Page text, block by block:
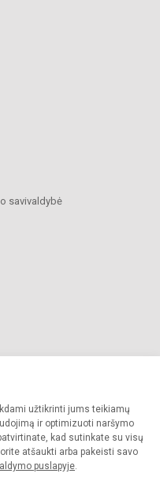
užtikrinti jums teikiamų
ir optimizuoti naršymo
kad sutinkate su visų
atšaukti arba pakeisti savo
puslapyje.
savivaldybė
Visos teisės saugomos.
sutikimo griežtai draudžiama.
valdymas